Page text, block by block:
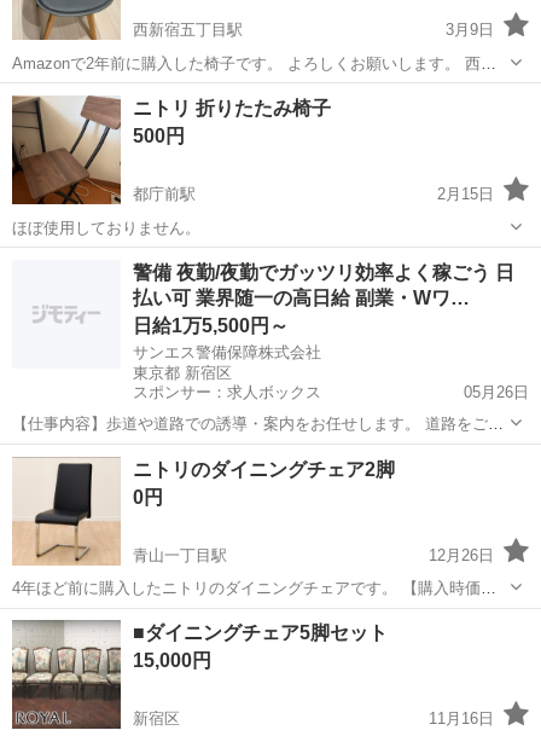
西新宿五丁目駅
3月9日
Amazonで2年前に購入した椅子です。 よろしくお願いします。 西新
宿五丁目、新宿中央公園付近まで来ていただけたら助かります。本日
21時〜22時30分で来てくれる方がいましたら
東京 新宿区 西新宿五丁目駅 椅子
ニトリ 折りたたみ椅子
500円
都庁前駅
2月15日
ほぼ使用しておりません。
新宿区 都庁前駅 椅子 折りたたみ
警備 夜勤/夜勤でガッツリ効率よく稼ごう 日
払い可 業界随一の高日給 副業・Wワ…
日給1万5,500円～
サンエス警備保障株式会社
東京都 新宿区
スポンサー：求人ボックス
05月26日
【仕事内容】歩道や道路での誘導・案内をお任せします。 道路をご利
用される車両や歩行者の方が安全に安心して通行するために適切に誘
導してください。 勤務地へは直行直帰OKです! <未経験でも安心!!> 丁
寧な研修20hで基本的な知識を...
アルバイト・パート
ニトリのダイニングチェア2脚
0円
青山一丁目駅
12月26日
4年ほど前に購入したニトリのダイニングチェアです。 【購入時価
格】1脚14,000円ぐらい 【傷などの状態】かなりダメージあります。 2
脚まとめての出品です。 ドタキャンしない方、中古品のためサイズや
状態などが 目安であ...
東京 新宿区 青山一丁目駅 椅子 ダイニング
■ダイニングチェア5脚セット
15,000円
新宿区
11月16日